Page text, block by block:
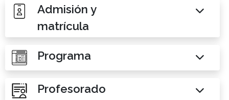
Admisión y
matrícula
Programa
Profesorado